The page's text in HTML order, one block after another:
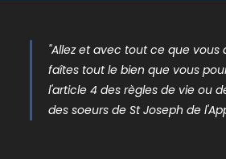
"Allez et avec tout ce que vous
faîtes tout le bien que vous
l'article 4 des règles de vie ou
des soeurs de St Joseph de